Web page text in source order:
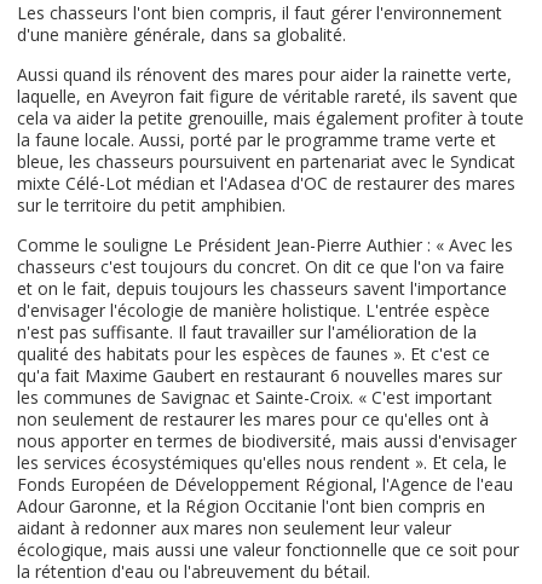
Les chasseurs l'ont bien compris, il faut gérer l'environnement
d'une manière générale, dans sa globalité.
Aussi quand ils rénovent des mares pour aider la rainette verte,
laquelle, en Aveyron fait figure de véritable rareté, ils savent que
cela va aider la petite grenouille, mais également profiter à toute
la faune locale. Aussi, porté par le programme trame verte et
bleue, les chasseurs poursuivent en partenariat avec le Syndicat
mixte Célé-Lot médian et l'Adasea d'OC de restaurer des mares
sur le territoire du petit amphibien.
Comme le souligne Le Président Jean-Pierre Authier : « Avec les
chasseurs c'est toujours du concret. On dit ce que l'on va faire
et on le fait, depuis toujours les chasseurs savent l'importance
d'envisager l'écologie de manière holistique. L'entrée espèce
n'est pas suffisante. Il faut travailler sur l'amélioration de la
qualité des habitats pour les espèces de faunes ». Et c'est ce
qu'a fait Maxime Gaubert en restaurant 6 nouvelles mares sur
les communes de Savignac et Sainte-Croix. « C'est important
non seulement de restaurer les mares pour ce qu'elles ont à
nous apporter en termes de biodiversité, mais aussi d'envisager
les services écosystémiques qu'elles nous rendent ». Et cela, le
Fonds Européen de Développement Régional, l'Agence de l'eau
Adour Garonne, et la Région Occitanie l'ont bien compris en
aidant à redonner aux mares non seulement leur valeur
écologique, mais aussi une valeur fonctionnelle que ce soit pour
la rétention d'eau ou l'abreuvement du bétail.